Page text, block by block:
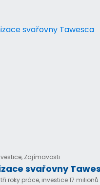
Zajímavosti
svařovny
roky práce, investice 17